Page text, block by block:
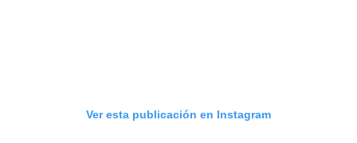
Ver esta publicación en Instagram